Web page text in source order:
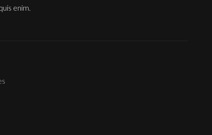
enim.